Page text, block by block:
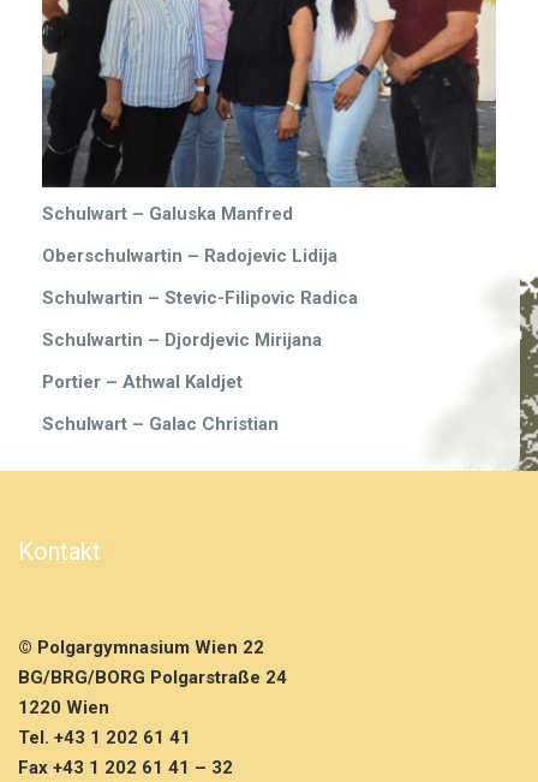
Schulwart – Galuska Manfred
Oberschulwartin – Radojevic Lidija
Schulwartin – Stevic-Filipovic Radica
Schulwartin – Djordjevic Mirijana
Portier – Athwal Kaldjet
Schulwart – Galac Christian
Kontakt
© Polgargymnasium Wien 22
BG/BRG/BORG Polgarstraße 24
1220 Wien
Tel. +43 1 202 61 41
Fax +43 1 202 61 41 – 32